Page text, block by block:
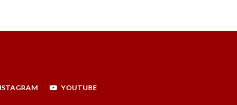
YOUTUBE